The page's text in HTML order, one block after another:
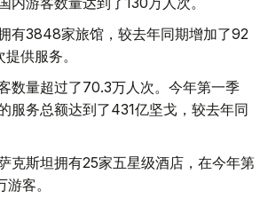
有3848家旅馆，较去年同期增加了92
供服务。
数量超过了70.3万人次。今年第一季
服务总额达到了431亿坚戈，较去年同
克斯坦拥有25家五星级酒店，在今年第
客。